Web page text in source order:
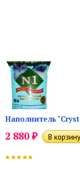
Наполнитель
2 880₽